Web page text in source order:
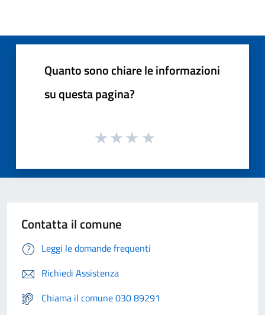
Quanto sono chiare le informazioni
su questa pagina?
Contatta il comune
Leggi le domande frequenti
Richiedi Assistenza
Chiama il comune 030 89291